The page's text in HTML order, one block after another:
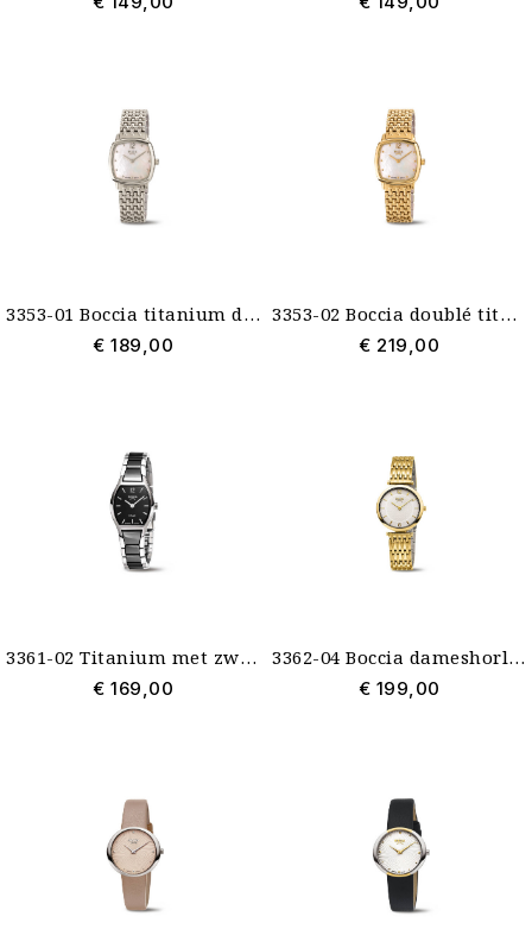
3353-01 Boccia titanium damesehorloge gebogen rechthoekige wijzerplaat
€ 189,00
3353-02 Boccia doublé titanium dameshorloge vierkant gebogen
€ 219,00
3361-02 Titanium met zwart keramiek dameshorloge tonvormig Boccia
€ 169,00
3362-04 Boccia dameshorloge doublé titanium
€ 199,00